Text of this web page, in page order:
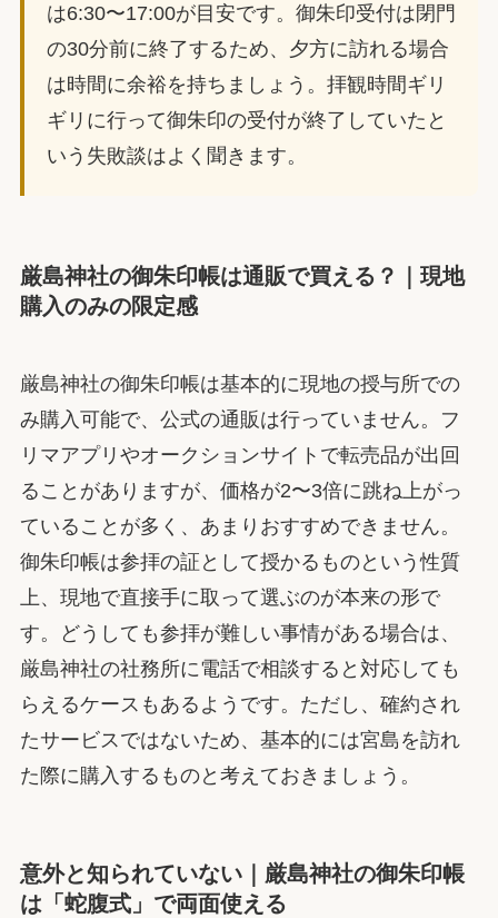
は6:30〜17:00が目安です。御朱印受付は閉門
の30分前に終了するため、夕方に訪れる場合
は時間に余裕を持ちましょう。拝観時間ギリ
ギリに行って御朱印の受付が終了していたと
いう失敗談はよく聞きます。
厳島神社の御朱印帳は通販で買える？｜現地
購入のみの限定感
厳島神社の御朱印帳は基本的に現地の授与所での
み購入可能で、公式の通販は行っていません。フ
リマアプリやオークションサイトで転売品が出回
ることがありますが、価格が2〜3倍に跳ね上がっ
ていることが多く、あまりおすすめできません。
御朱印帳は参拝の証として授かるものという性質
上、現地で直接手に取って選ぶのが本来の形で
す。どうしても参拝が難しい事情がある場合は、
厳島神社の社務所に電話で相談すると対応しても
らえるケースもあるようです。ただし、確約され
たサービスではないため、基本的には宮島を訪れ
た際に購入するものと考えておきましょう。
意外と知られていない｜厳島神社の御朱印帳
は「蛇腹式」で両面使える